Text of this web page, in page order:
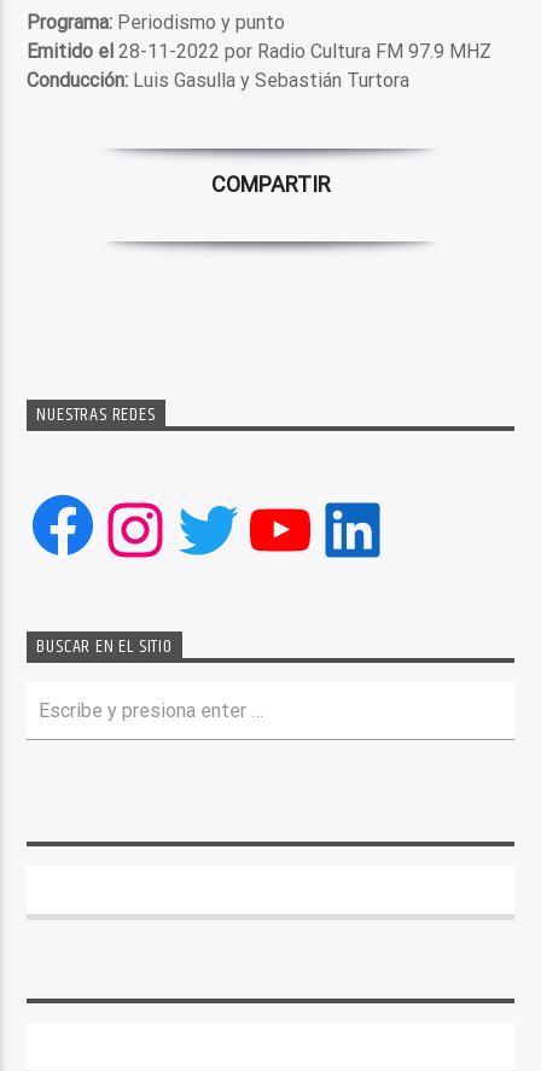
Programa: Periodismo y punto
Emitido el 28-11-2022 por Radio Cultura FM 97.9 MHZ
Conducción: Luis Gasulla y Sebastián Turtora
COMPARTIR
NUESTRAS REDES
Facebook
Instagram
Twitter
YouTube
LinkedIn
BUSCAR EN EL SITIO